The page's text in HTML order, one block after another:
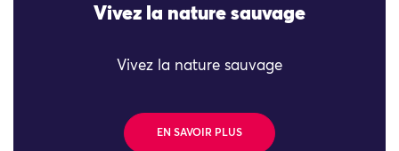
Vivez la nature sauvage
Vivez la nature sauvage
EN SAVOIR PLUS